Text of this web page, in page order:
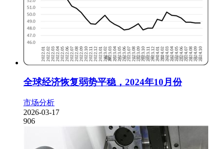
全球经济恢复弱势平稳，2024年10月份
市场分析
2026-03-17
906